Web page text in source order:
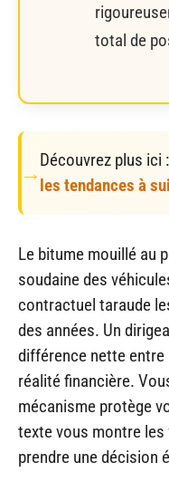
total de
Découvrez plus ici :
les tendances à
Le bitume mouillé au
soudaine des
contractuel taraude
des années. Un
différence nette
réalité financière.
mécanisme protège
texte vous montre
prendre une décision